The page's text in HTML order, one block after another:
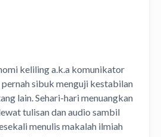
kelilinga.k.a komunikator
pernah sibuk menguji kestabilan
lain. Sehari-hari menuangkan
tulisandanaudio sambil
menulis makalah ilmiah